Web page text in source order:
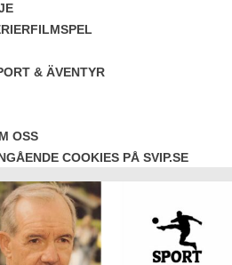
FILMSPEL
& ÄVENTYR
OSS
COOKIES PÅ SVIP.SE